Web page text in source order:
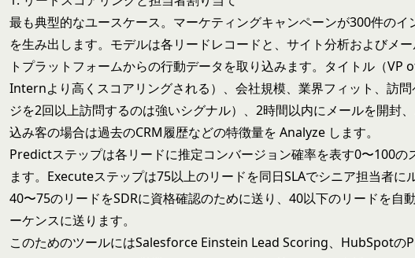
最も典型的なユースケース。マーケティングキャンペーンが300件のイ
を生み出します。モデルは各リードレコードと、サイト分析およびメ
トプラットフォームからの行動データを取り込みます。タイトル（VP
Internより高くスコアリングされる）、会社規模、業界フィット、訪
ジを2回以上訪問するのは強いシグナル）、2時間以内にメールを開封
込み客の場合は過去のCRM履歴などの特徴量を Analyze します。
Predictステップは各リードに推定コンバージョン確率を表す0〜100の
ます。Executeステップは75以上のリードを同日SLAでシニア担当者に
40〜75のリードをSDRに資格確認のために送り、40以下のリードを自
ーケンスに送ります。
このためのツールにはSalesforce Einstein Lead Scoring、HubSpotの